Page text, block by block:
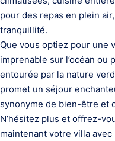
pour des repas en plein
tranquillité.
Que vous optiez pour une
imprenable sur l’océan ou
entourée par la nature
promet un séjour
synonyme de bien-être et
N’hésitez plus et offrez-
maintenant votre villa avec